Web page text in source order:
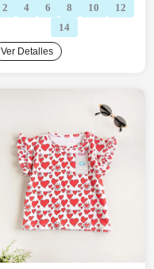
S/24.90.
S/19.90.
2 4 6 8 10
12
14
Ver Detalles